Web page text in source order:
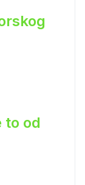
to od